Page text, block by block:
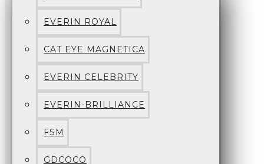
EVERIN ROYAL
CAT EYE MAGNETICA
EVERIN CELEBRITY
EVERIN-BRILLIANCE
FSM
GDCOCO